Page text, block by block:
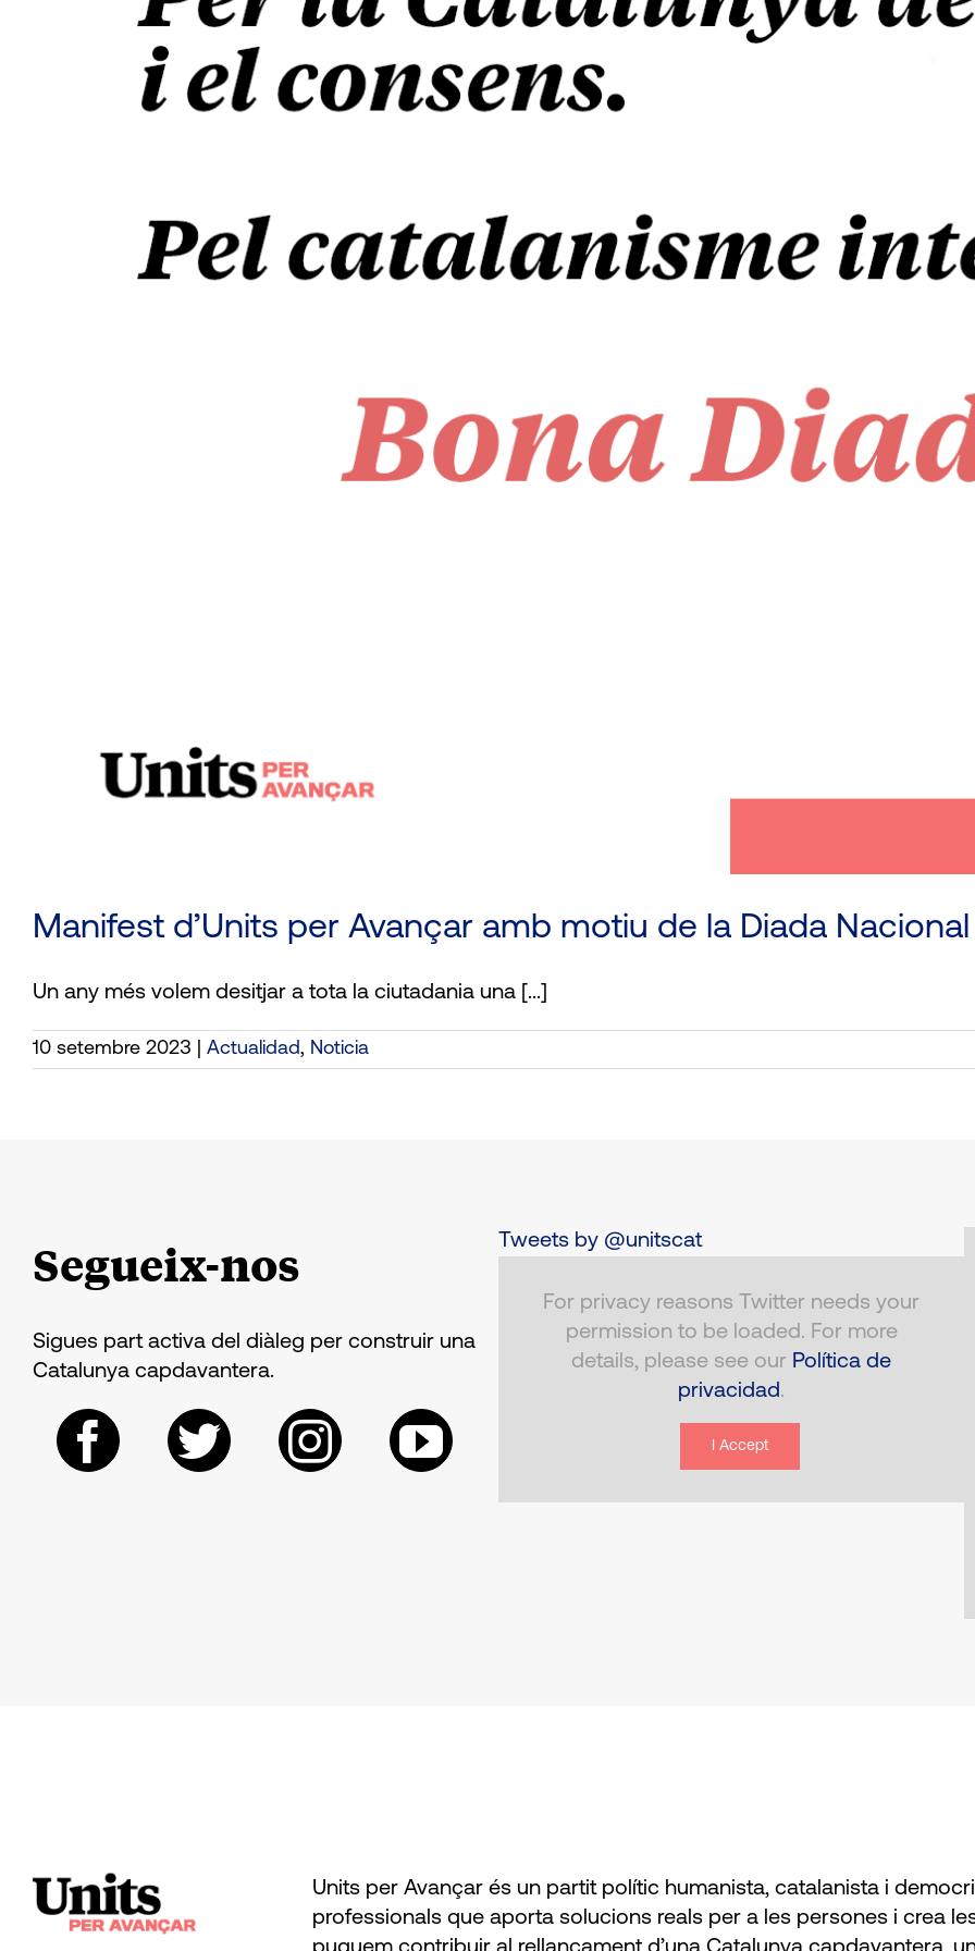
Manifest d’Units per Avançar amb motiu de la Diada
Un any més volem desitjar a tota la ciutadania una [...]
10 setembre 2023 Actualidad, Noticia
Segueix-nos
Sigues part activa del diàleg per construir una
Catalunya capdavantera.
Tweets by @unitscat
For privacy reasons Twitter needs your
permission to be loaded. For more
details, please see our Política de
privacidad.
I Accept
Units per Avançar és un partit polític humanista, catalanista i
professionals que aporta solucions reals per a les persones i crea